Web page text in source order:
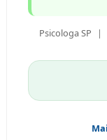
Psicologa SP |